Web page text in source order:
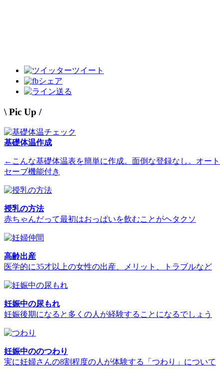
ツイート
シェア
送る
\ Pic Up /
基礎体温作成
←こんな基礎体温表を簡単に作成。面倒な登録なし。オート
セーブ機能付き
授乳の方法
赤ちゃんだって最初はおっぱいを飲むことがヘタクソ
高齢出産
医学的に35才以上の女性の出産、メリット、トラブルなど
妊娠中の尿もれ
妊娠後期になると多くの人が経験することになるでしょう
妊娠中ののつわり
実に妊婦さんの8割程度の人が体験する「つわり」について